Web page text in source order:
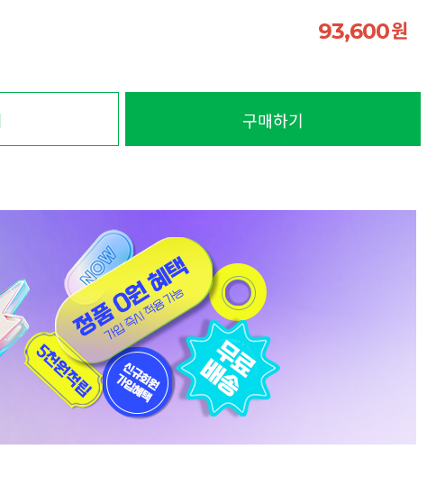
93,600원
구매하기